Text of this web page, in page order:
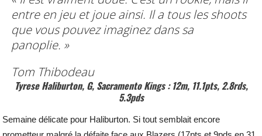
entre en jeu et joue ainsi. Il a tous les shoots
que vous pouvez imaginez dans sa
panoplie. »
Tom Thibodeau
Tyrese Haliburton, G, Sacramento Kings : 12m, 11.1pts, 2.8rds,
5.3pds
Semaine délicate pour Haliburton. Si tout semblait encore